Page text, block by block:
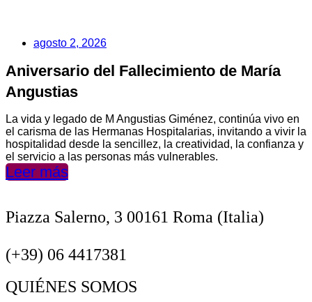
agosto 2, 2026
Aniversario del Fallecimiento de María
Angustias
La vida y legado de M Angustias Giménez, continúa vivo en
el carisma de las Hermanas Hospitalarias, invitando a vivir la
hospitalidad desde la sencillez, la creatividad, la confianza y
el servicio a las personas más vulnerables.
Leer más
Piazza Salerno, 3 00161 Roma (Italia)
(+39) 06 4417381
QUIÉNES SOMOS